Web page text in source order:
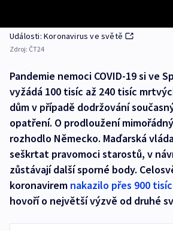
Události: Koronavirus ve světě
Zdroj: ČT24
Pandemie nemoci COVID-19 si ve
vyžádá 100 tisíc až 240 tisíc
dům v případě dodržování
opatření. O prodloužení
rozhodlo Německo. Maďarská
seškrtat pravomoci starostů, v
zůstávají další sporné body.
koronavirem nakazilo přes 900
hovoří o největší výzvě od druhé